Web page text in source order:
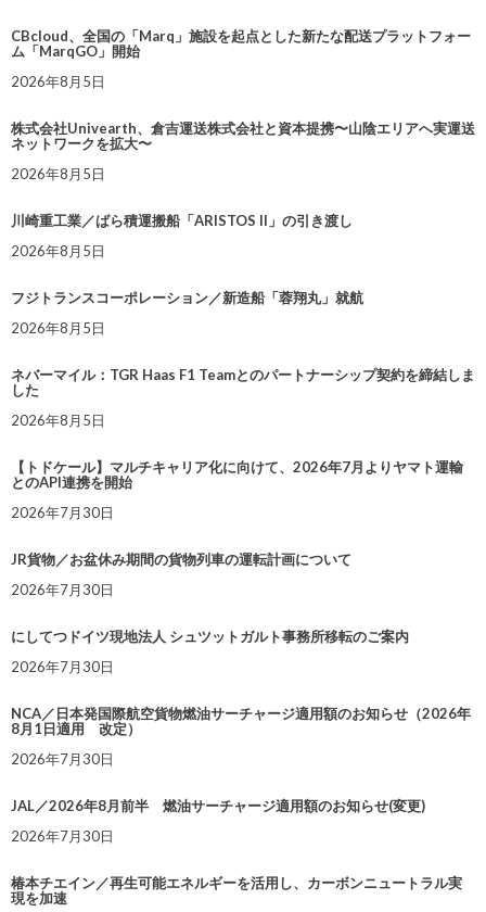
CBcloud、全国の「Marq」施設を起点とした新たな配送プラットフォー
ム「MarqGO」開始
2026年8月5日
株式会社Univearth、倉吉運送株式会社と資本提携〜山陰エリアへ実運送
ネットワークを拡大〜
2026年8月5日
川崎重工業／ばら積運搬船「ARISTOS II」の引き渡し
2026年8月5日
フジトランスコーポレーション／新造船「蓉翔丸」就航
2026年8月5日
ネバーマイル：TGR Haas F1 Teamとのパートナーシップ契約を締結しま
した
2026年8月5日
【トドケール】マルチキャリア化に向けて、2026年7月よりヤマト運輸
とのAPI連携を開始
2026年7月30日
JR貨物／お盆休み期間の貨物列車の運転計画について
2026年7月30日
にしてつドイツ現地法人 シュツットガルト事務所移転のご案内
2026年7月30日
NCA／日本発国際航空貨物燃油サーチャージ適用額のお知らせ（2026年
8月1日適用 改定）
2026年7月30日
JAL／2026年8月前半 燃油サーチャージ適用額のお知らせ(変更)
2026年7月30日
椿本チエイン／再生可能エネルギーを活用し、カーボンニュートラル実
現を加速